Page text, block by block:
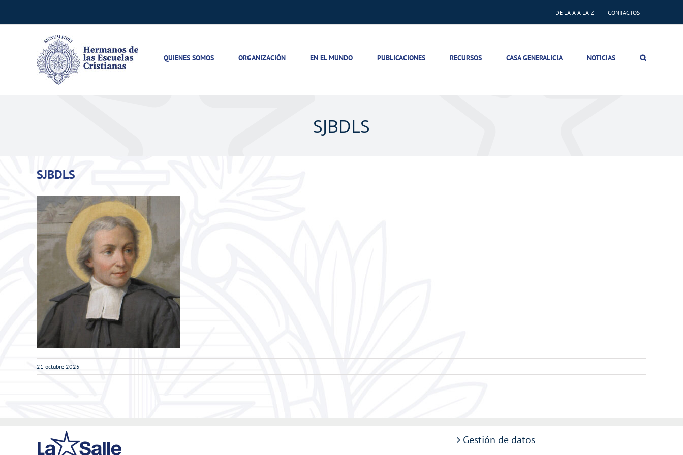
al
DE LA A A LA Z CONTACTOS
QUIENES SOMOS ORGANIZACIÓN EN EL MUNDO PUBLICACIONES RECURSOS CASA GENERALICIA NOTICIAS
SJBDLS
SJBDLS
21 octubre 2025
Gestión de datos